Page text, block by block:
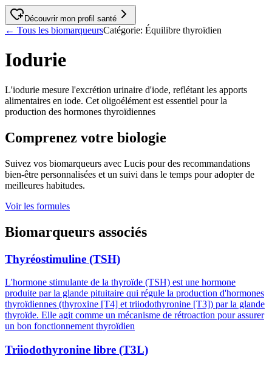
Découvrir mon profil santé
← Tous les biomarqueursCatégorie: Équilibre thyroïdien
Iodurie
L'iodurie mesure l'excrétion urinaire d'iode, reflétant les apports
alimentaires en iode. Cet oligoélément est essentiel pour la
production des hormones thyroïdiennes
Comprenez votre biologie
Suivez vos biomarqueurs avec Lucis pour des recommandations
bien-être personnalisées et un suivi dans le temps pour adopter de
meilleures habitudes.
Voir les formules
Biomarqueurs associés
Thyréostimuline (TSH)
L'hormone stimulante de la thyroïde (TSH) est une hormone
produite par la glande pituitaire qui régule la production d'hormones
thyroïdiennes (thyroxine [T4] et triiodothyronine [T3]) par la glande
thyroïde. Elle agit comme un mécanisme de rétroaction pour assurer
un bon fonctionnement thyroïdien
Triiodothyronine libre (T3L)